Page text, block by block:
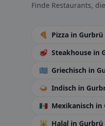
Finde Restaurants,
🍕 Pizza in Gurbrü
🥩 Steakhouse in
🇬🇷 Griechisch in
🍛 Indisch in
🇲🇽 Mexikanisch in
🕌 Halal in Gurbrü